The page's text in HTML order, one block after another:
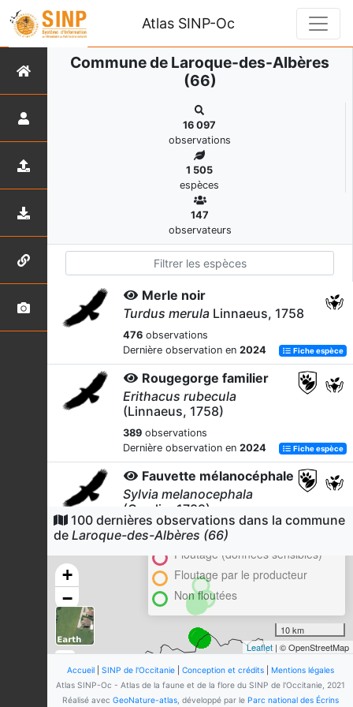
Atlas SINP-Oc
Commune de Laroque-des-Albères
(66)
16 097
observations
1 505
espèces
147
observateurs
Merle noir
Turdus merula Linnaeus, 1758
476 observations
Dernière observation en 2024 Fiche espèce
Rougegorge familier
Erithacus rubecula
(Linnaeus, 1758)
389 observations
Dernière observation en 2024 Fiche espèce
Fauvette mélanocéphale
Sylvia melanocephala
(Gmelin, 1789)
380observations
Mésange bleue
Cyanistes caeruleus
(Linnaeus, 1758)
observations
Dernière observation en2024 Fiche espèce
Mésange charbonnière
Parus major Linnaeus, 1758
100 dernières observations dans la commune
de Laroque-des-Albères (66)
+
−
Cluster
En attente de validation régionale
Floutage (données sensibles)
Floutage par le producteur
Non floutées
10 km
Leaflet | © OpenStreetMap
Accueil| SINP de l'Occitanie| Conception et crédits| Mentions légales
Atlas SINP-Oc - Atlas de la faune et de la flore du SINP de l'Occitanie, 2021
Réalisé avec GeoNature-atlas, développé par le Parc national des Écrins